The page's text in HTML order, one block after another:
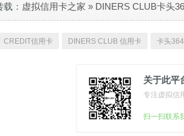
： 虚拟信用卡之家 » DINERS CLUB卡头
CREDIT信用卡 DINERS CLUB 信用卡 卡头
关于此平
专注虚拟信
扫一扫联系